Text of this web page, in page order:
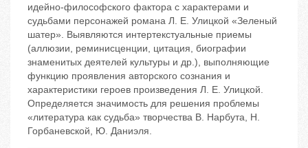
идейно-философского фактора с характерами и
судьбами персонажей романа Л. Е. Улицкой «Зеленый
шатер». Выявляются интертекстуальные приемы
(аллюзии, реминисценции, цитация, биографии
знаменитых деятелей культуры и др.), выполняющие
функцию проявления авторского сознания и
характеристики героев произведения Л. Е. Улицкой.
Определяется значимость для решения проблемы
«литература как судьба» творчества В. Нарбута, Н.
Горбаневской, Ю. Даниэля.